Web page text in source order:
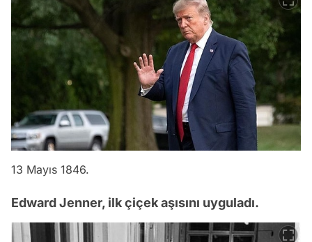
13 Mayıs 1846.
Edward Jenner, ilk çiçek aşısını uyguladı.